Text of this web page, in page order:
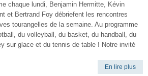
chaque lundi, Benjamin Hermitte, Kévin
et Bertrand Foy débriefent les rencontres
tourangelles de la semaine. Au programme
du volleyball, du basket, du handball, du
sur glace et du tennis de table ! Notre invité
En lire plus